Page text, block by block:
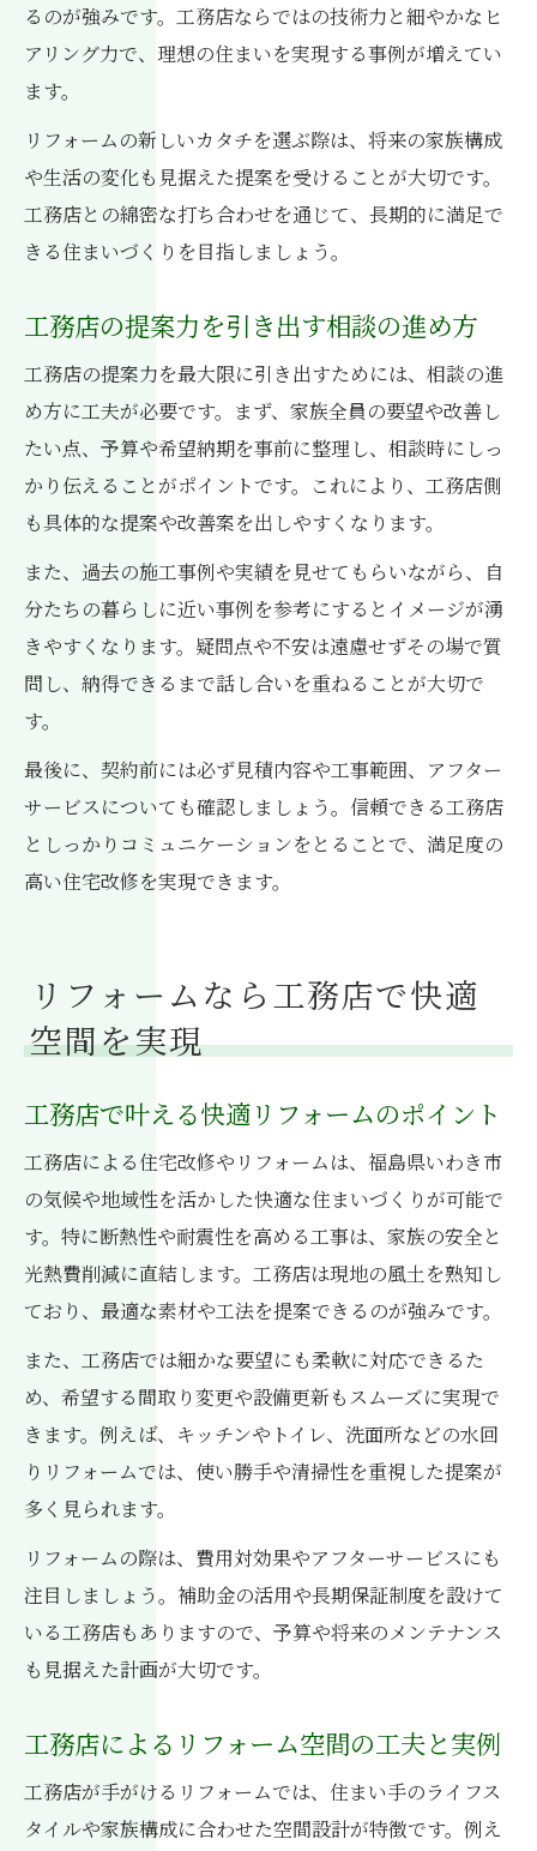
るのが強みです。工務店ならではの技術力と細やかなヒ
アリング力で、理想の住まいを実現する事例が増えてい
ます。
リフォームの新しいカタチを選ぶ際は、将来の家族構成
や生活の変化も見据えた提案を受けることが大切です。
工務店との綿密な打ち合わせを通じて、長期的に満足で
きる住まいづくりを目指しましょう。
工務店の提案力を引き出す相談の進め方
工務店の提案力を最大限に引き出すためには、相談の進
め方に工夫が必要です。まず、家族全員の要望や改善し
たい点、予算や希望納期を事前に整理し、相談時にしっ
かり伝えることがポイントです。これにより、工務店側
も具体的な提案や改善案を出しやすくなります。
また、過去の施工事例や実績を見せてもらいながら、自
分たちの暮らしに近い事例を参考にするとイメージが湧
きやすくなります。疑問点や不安は遠慮せずその場で質
問し、納得できるまで話し合いを重ねることが大切で
す。
最後に、契約前には必ず見積内容や工事範囲、アフター
サービスについても確認しましょう。信頼できる工務店
としっかりコミュニケーションをとることで、満足度の
高い住宅改修を実現できます。
リフォームなら工務店で快適
空間を実現
工務店で叶える快適リフォームのポイント
工務店による住宅改修やリフォームは、福島県いわき市
の気候や地域性を活かした快適な住まいづくりが可能で
す。特に断熱性や耐震性を高める工事は、家族の安全と
光熱費削減に直結します。工務店は現地の風土を熟知し
ており、最適な素材や工法を提案できるのが強みです。
また、工務店では細かな要望にも柔軟に対応できるた
め、希望する間取り変更や設備更新もスムーズに実現で
きます。例えば、キッチンやトイレ、洗面所などの水回
りリフォームでは、使い勝手や清掃性を重視した提案が
多く見られます。
リフォームの際は、費用対効果やアフターサービスにも
注目しましょう。補助金の活用や長期保証制度を設けて
いる工務店もありますので、予算や将来のメンテナンス
も見据えた計画が大切です。
工務店によるリフォーム空間の工夫と実例
工務店が手がけるリフォームでは、住まい手のライフス
タイルや家族構成に合わせた空間設計が特徴です。例え